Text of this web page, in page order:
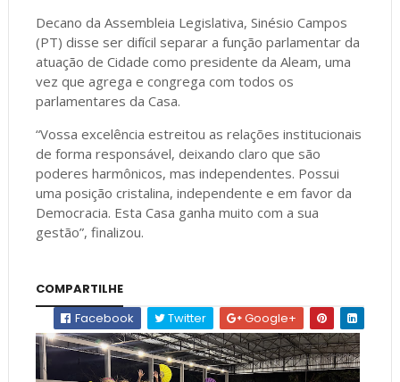
Decano da Assembleia Legislativa, Sinésio Campos
(PT) disse ser difícil separar a função parlamentar da
atuação de Cidade como presidente da Aleam, uma
vez que agrega e congrega com todos os
parlamentares da Casa.
“Vossa excelência estreitou as relações institucionais
de forma responsável, deixando claro que são
poderes harmônicos, mas independentes. Possui
uma posição cristalina, independente e em favor da
Democracia. Esta Casa ganha muito com a sua
gestão”, finalizou.
COMPARTILHE
Facebook
Twitter Google+